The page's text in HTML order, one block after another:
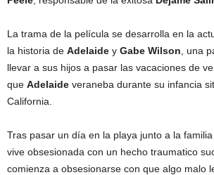
La trama de la película se desarrolla en la
la historia de Adelaide y Gabe Wilson , una
llevar a sus hijos a pasar las vacaciones de
que Adelaide veraneba durante su infancia
California.
Tras pasar un día en la playa junto a la familia
vive obsesionada con un hecho traumatico
comienza a obsesionarse con que algo malo